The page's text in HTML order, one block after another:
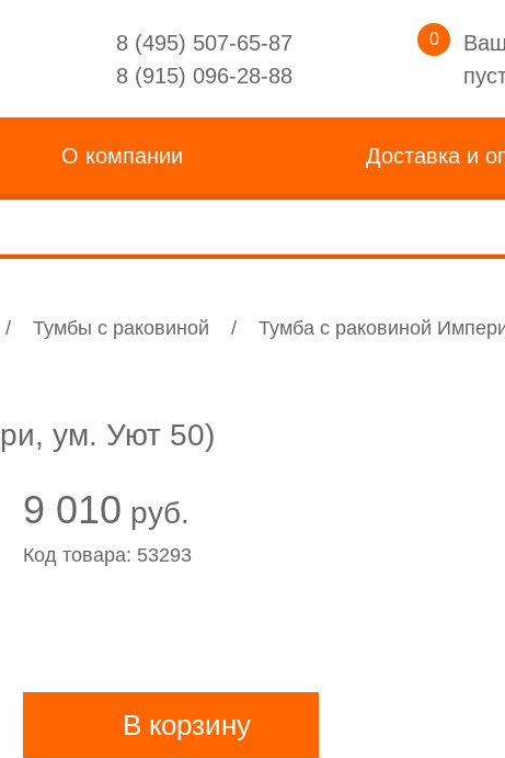
8 (495) 507-65-87
8 (915) 096-28-88
0
О компании Доставка и
/ Тумбы с раковиной /
Тумба с раковиной
ум. Уют 50)
9 010 руб.
Код товара: 53293
В корзину